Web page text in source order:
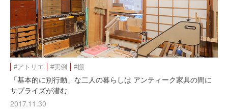
#アトリエ #実例 #棚
「基本的に別行動」な二人の暮らしは アンティーク家具の間に
サプライズが潜む
2017.11.30